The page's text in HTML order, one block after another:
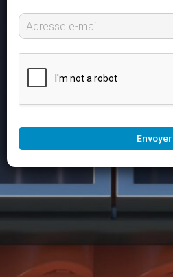
Envoyer